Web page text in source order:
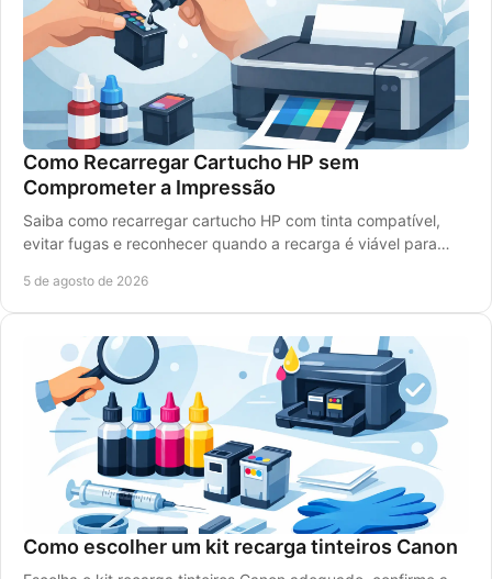
Como Recarregar Cartucho HP sem
Comprometer a Impressão
Saiba como recarregar cartucho HP com tinta compatível,
evitar fugas e reconhecer quando a recarga é viável para
5 de agosto de 2026
Como escolher um kit recarga tinteiros Canon